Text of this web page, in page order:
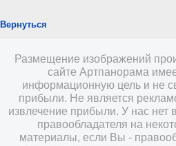
Вернуться
Размещение изображений
сайте Артпанорама
информационную цель и не
прибыли. Не является
извлечение прибыли. У нас нет
правообладателя на
материалы, если Вы -